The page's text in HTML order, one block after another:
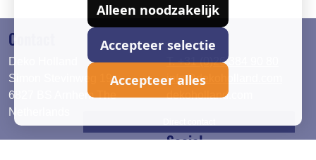
Contact
Deko Holland
Simon Stevinweg 19
6827 BS Arnhem The
Netherlands
T. +31 (0)26 384 90 80
info@dekoholland.com
dekoholland.com
Social
Alleen noodzakelijk
Accepteer selectie
Accepteer alles